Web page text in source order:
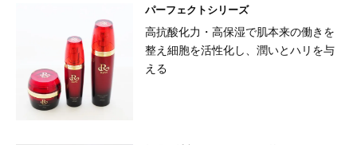
パーフェクトシリーズ
高抗酸化力・高保湿で肌本来の働きを
整え細胞を活性化し、潤いとハリを与
える